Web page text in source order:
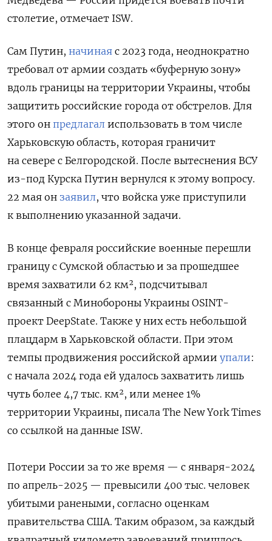
столетие, отмечает ISW.
Сам Путин, начиная с 2023 года, неоднократно
требовал от армии создать «буферную зону»
вдоль границы на территории Украины, чтобы
защитить российские города от обстрелов. Для
этого он предлагал использовать в том числе
Харьковскую область, которая граничит
на севере с Белгородской. После вытеснения ВСУ
из-под Курска Путин вернулся к этому вопросу.
22 мая он заявил, что войска уже приступили
к выполнению указанной задачи.
В конце февраля российские военные перешли
границу с Сумской областью и за прошедшее
время захватили 62 км², подсчитывал
связанный с Минобороны Украины OSINT-
проект DeepState. Также у них есть небольшой
плацдарм в Харьковской области. При этом
темпы продвижения российской армии упали:
с начала 2024 года ей удалось захватить лишь
чуть более 4,7 тыс. км², или менее 1%
территории Украины, писала The New York Times
со ссылкой на данные ISW.
Потери России за то же время — с января-2024
по апрель-2025 — превысили 400 тыс. человек
убитыми ранеными, согласно оценкам
правительства США. Таким образом, за каждый